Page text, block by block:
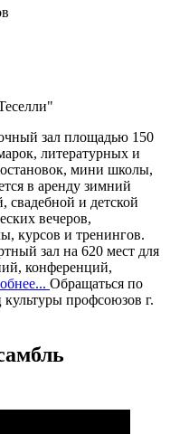
зал площадью 150
литературных и
мини школы,
в аренду зимний
и детской
вечеров,
курсов и тренингов.
зал на 620 мест для
конференций,
Обращаться по
профсоюзов г.